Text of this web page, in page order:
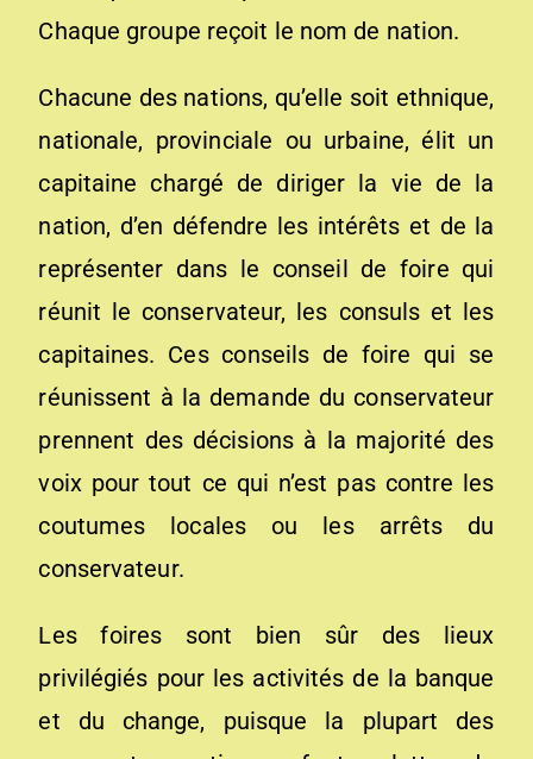
Chaque groupe reçoit le nom de nation.
Chacune des nations, qu’elle soit ethnique,
nationale, provinciale ou urbaine, élit un
capitaine chargé de diriger la vie de la
nation, d’en défendre les intérêts et de la
représenter dans le conseil de foire qui
réunit le conservateur, les consuls et les
capitaines. Ces conseils de foire qui se
réunissent à la demande du conservateur
prennent des décisions à la majorité des
voix pour tout ce qui n’est pas contre les
coutumes locales ou les arrêts du
conservateur.
Les foires sont bien sûr des lieux
privilégiés pour les activités de la banque
et du change, puisque la plupart des